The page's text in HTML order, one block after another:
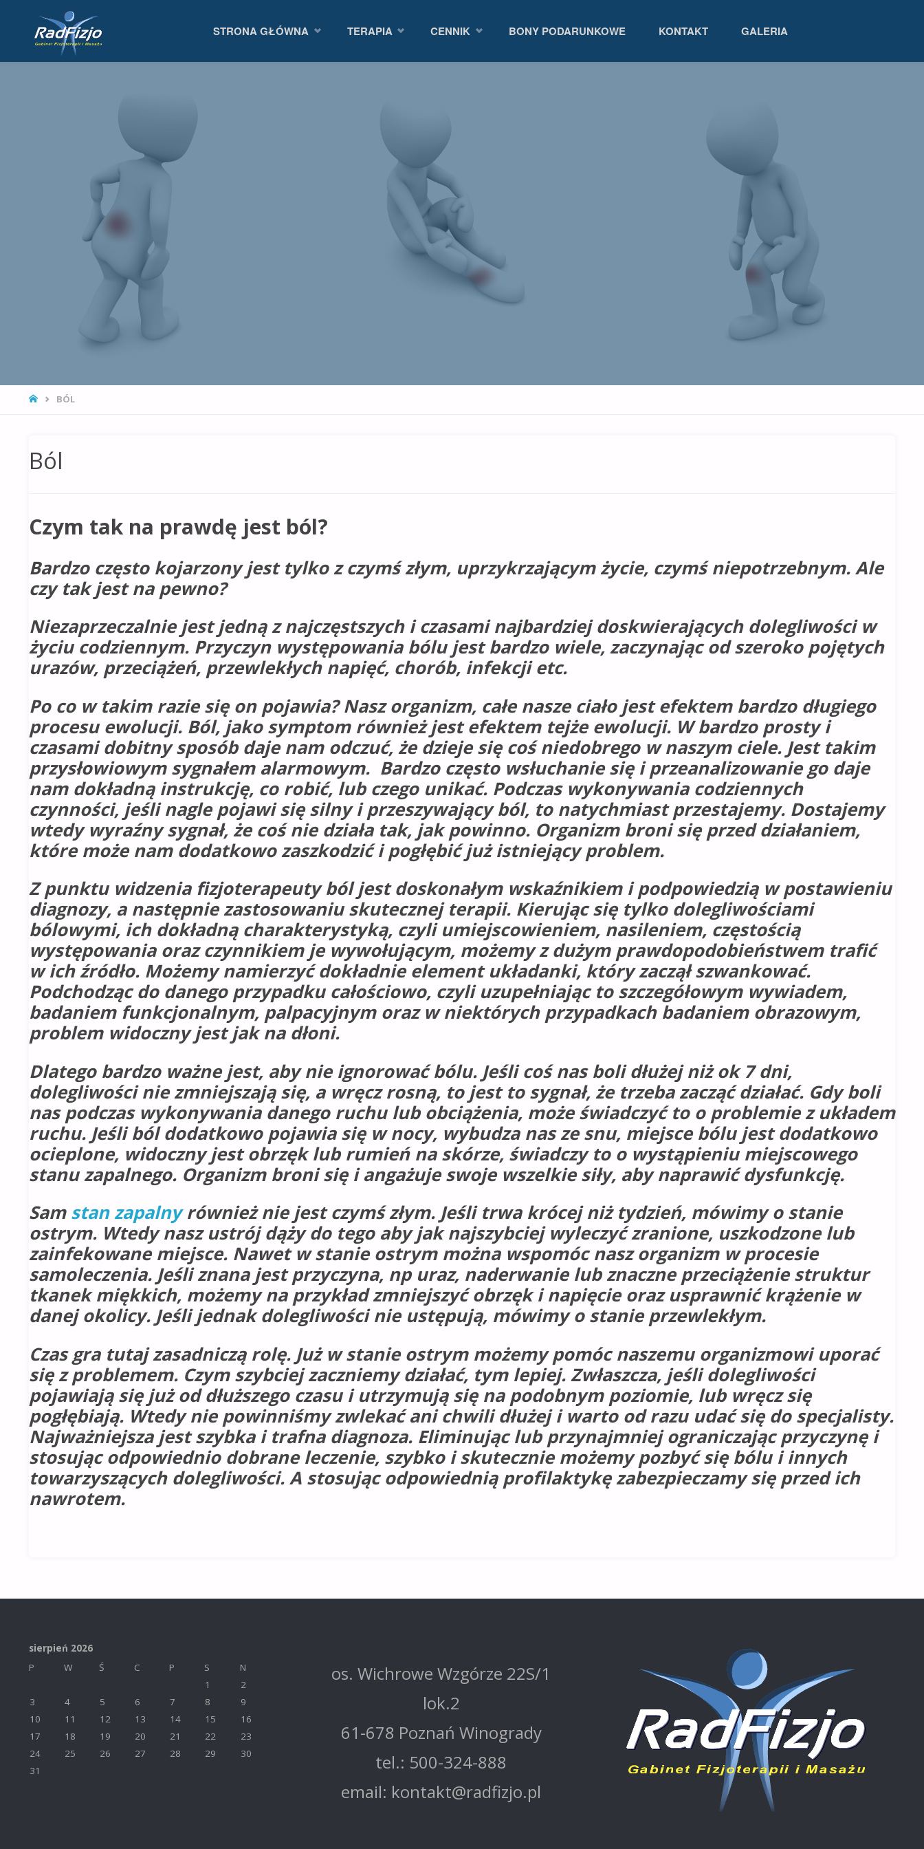
GABINET
STRONA GŁÓWNA TERAPIA CENNIK BONY PODARUNKOWE KONTAKT GALERIA
STRONA
BÓL
Ból
Czym tak na prawdę jest ból?
Bardzo często kojarzony jest tylko z czymś złym, uprzykrzającym życie, czymś niepotrzebnym. Ale
czy tak jest na pewno?
Niezaprzeczalnie jest jedną z najczęstszych i czasami najbardziej doskwierających dolegliwości w
życiu codziennym. Przyczyn występowania bólu jest bardzo wiele, zaczynając od szeroko pojętych
urazów, przeciążeń, przewlekłych napięć, chorób, infekcji etc.
Po co w takim razie się on pojawia? Nasz organizm, całe nasze ciało jest efektem bardzo długiego
procesu ewolucji. Ból, jako symptom również jest efektem tejże ewolucji. W bardzo prosty i
czasami dobitny sposób daje nam odczuć, że dzieje się coś niedobrego w naszym ciele. Jest takim
przysłowiowym sygnałem alarmowym. Bardzo często wsłuchanie się i przeanalizowanie go daje
nam dokładną instrukcję, co robić, lub czego unikać. Podczas wykonywania codziennych
czynności, jeśli nagle pojawi się silny i przeszywający ból, to natychmiast przestajemy. Dostajemy
wtedy wyraźny sygnał, że coś nie działa tak, jak powinno. Organizm broni się przed działaniem,
które może nam dodatkowo zaszkodzić i pogłębić już istniejący problem.
Z punktu widzenia fizjoterapeuty ból jest doskonałym wskaźnikiem i podpowiedzią w postawieniu
diagnozy, a następnie zastosowaniu skutecznej terapii. Kierując się tylko dolegliwościami
bólowymi, ich dokładną charakterystyką, czyli umiejscowieniem, nasileniem, częstością
występowania oraz czynnikiem je wywołującym, możemy z dużym prawdopodobieństwem trafić
w ich źródło. Możemy namierzyć dokładnie element układanki, który zaczął szwankować.
Podchodząc do danego przypadku całościowo, czyli uzupełniając to szczegółowym wywiadem,
badaniem funkcjonalnym, palpacyjnym oraz w niektórych przypadkach badaniem obrazowym,
problem widoczny jest jak na dłoni.
Dlatego bardzo ważne jest, aby nie ignorować bólu. Jeśli coś nas boli dłużej niż ok 7 dni,
dolegliwości nie zmniejszają się, a wręcz rosną, to jest to sygnał, że trzeba zacząć działać. Gdy boli
nas podczas wykonywania danego ruchu lub obciążenia, może świadczyć to o problemie z układem
ruchu. Jeśli ból dodatkowo pojawia się w nocy, wybudza nas ze snu, miejsce bólu jest dodatkowo
ocieplone, widoczny jest obrzęk lub rumień na skórze, świadczy to o wystąpieniu miejscowego
stanu zapalnego. Organizm broni się i angażuje swoje wszelkie siły, aby naprawić dysfunkcję.
Sam stan zapalnyrównież nie jest czymś złym. Jeśli trwa krócej niż tydzień, mówimy o stanie
ostrym. Wtedy nasz ustrój dąży do tego aby jak najszybciej wyleczyć zranione, uszkodzone lub
zainfekowane miejsce. Nawet w stanie ostrym można wspomóc nasz organizm w procesie
samoleczenia. Jeśli znana jest przyczyna, np uraz, naderwanie lub znaczne przeciążenie struktur
tkanek miękkich, możemy na przykład zmniejszyć obrzęk i napięcie oraz usprawnić krążenie w
danej okolicy. Jeśli jednak dolegliwości nie ustępują, mówimy o stanie przewlekłym.
Czas gra tutaj zasadniczą rolę. Już w stanie ostrym możemy pomóc naszemu organizmowi uporać
się z problemem. Czym szybciej zaczniemy działać, tym lepiej. Zwłaszcza, jeśli dolegliwości
pojawiają się już od dłuższego czasu i utrzymują się na podobnym poziomie, lub wręcz się
pogłębiają. Wtedy nie powinniśmy zwlekać ani chwili dłużej i warto od razu udać się do specjalisty.
Najważniejsza jest szybka i trafna diagnoza. Eliminując lub przynajmniej ograniczając przyczynę i
stosując odpowiednio dobrane leczenie, szybko i skutecznie możemy pozbyć się bólu i innych
towarzyszących dolegliwości. A stosując odpowiednią profilaktykę zabezpieczamy się przed ich
nawrotem.
sierpień 2026
P
W Ś C P S
N
1
2
3
4 5 6 7 8
9
10
11 12 13 14 15
16
17
18 19 20 21 22
23
24
25 26 27 28 29
30
31
os. Wichrowe Wzgórze 22S/1
lok.2
61-678 Poznań Winogrady
tel.: 500-324-888
email: kontakt@radfizjo.pl